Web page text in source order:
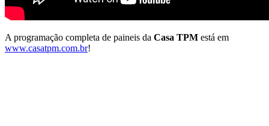
A programação completa de paineis da Casa TPM está em
www.casatpm.com.br!